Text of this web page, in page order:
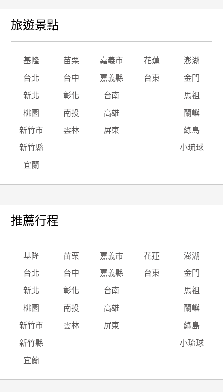
旅遊景點
基隆 苗栗 嘉義市 花蓮 澎湖
台北 台中 嘉義縣 台東 金門
新北 彰化 台南 馬祖
桃園 南投 高雄 蘭嶼
新竹市 雲林 屏東 綠島
新竹縣 小琉球
宜蘭
推薦行程
基隆 苗栗 嘉義市 花蓮 澎湖
台北 台中 嘉義縣 台東 金門
新北 彰化 台南 馬祖
桃園 南投 高雄 蘭嶼
新竹市 雲林 屏東 綠島
新竹縣 小琉球
宜蘭